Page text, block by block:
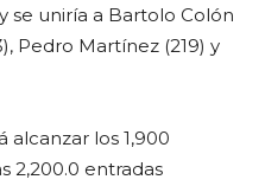
se uniría a Bartolo Colón
Pedro Martínez (219) y
alcanzar los 1,900
2,200.0 entradas